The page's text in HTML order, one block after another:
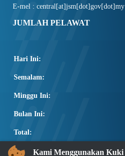
E-mel : central[at]jsm[dot]gov[dot]my
JUMLAH PELAWAT
Hari Ini:
Semalam:
Minggu Ini:
Bulan Ini:
Total:
PAUTAN POPULAR
Kami Menggunakan Kuki